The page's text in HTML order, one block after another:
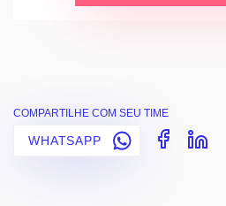
COMPARTILHE COM SEU TIME
WHATSAPP